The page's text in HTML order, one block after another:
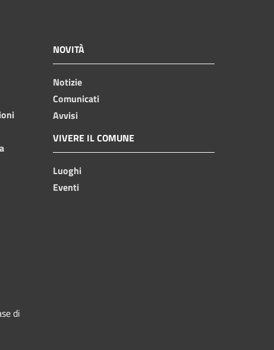
NOVITÀ
Notizie
Comunicati
Avvisi
VIVERE IL COMUNE
Luoghi
Eventi
di